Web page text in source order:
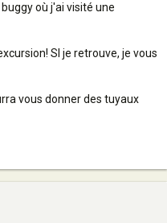
où j'ai visité une
SI je retrouve, je vous
vous donner des tuyaux